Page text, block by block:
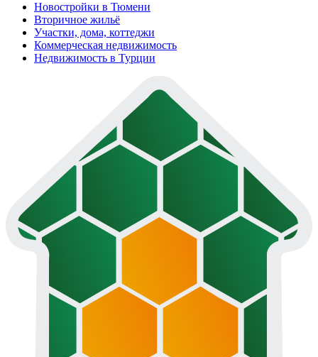
Новостройки в Тюмени
Вторичное жильё
Участки, дома, коттеджи
Коммерческая недвижимость
Недвижимость в Турции